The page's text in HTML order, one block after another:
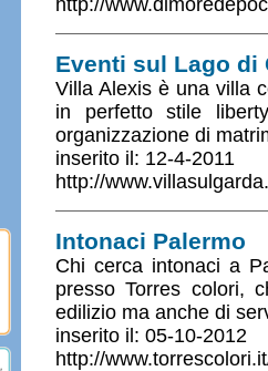
http://
Eventi sul Lago di
Villa Alexis è una villa
in perfetto stile
organizzazione di
inserito il: 12-4-2011
http://
Intonaci Palermo
Chi cerca intonaci a
presso Torres colori,
edilizio ma anche di
inserito il: 05-10-2012
http://